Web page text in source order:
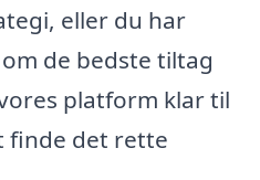
eller du har
de bedste tiltag
platform klar til
finde det rette